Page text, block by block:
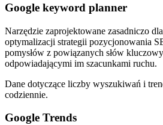
Google keyword planner
Narzędzie zaprojektowane zasadniczo
optymalizacji strategii pozycjonowania
pomysłów z powiązanych słów
odpowiadającymi im szacunkami ruchu.
Dane dotyczące liczby wyszukiwań i
codziennie.
Google Trends